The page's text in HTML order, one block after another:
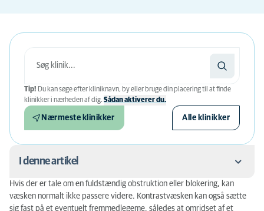
Tip! Du kan søge efter kliniknavn, by eller bruge din placering til at finde
klinikker i nærheden af ​​dig. Sådan aktiverer du.
Nærmeste klinikker Alle klinikker
I denne artikel
Forberedelse før kontrastrøntgenundersøgelse
Hvis der er tale om en fuldstændig obstruktion eller blokering, kan
væsken normalt ikke passere videre. Kontrastvæsken kan også sætte
sig fast på et eventuelt fremmedlegeme, således at omridset af et